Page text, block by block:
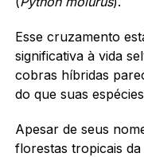
Esse cruzamento
significativa à vida
cobras híbridas
do que suas
Apesar de seus
florestas tropicais